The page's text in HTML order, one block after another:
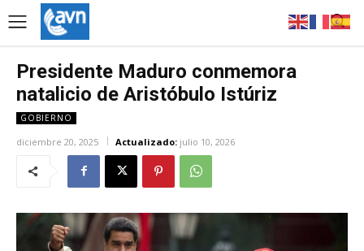
Presidente Maduro conmemora
natalicio de Aristóbulo Istúriz
GOBIERNO
diciembre 20, 2025 Actualizado: julio 10, 2026